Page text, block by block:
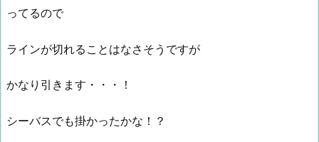
ってるので
ラインが切れることはなさそうですが
かなり引きます・・・！
シーバスでも掛かったかな！？